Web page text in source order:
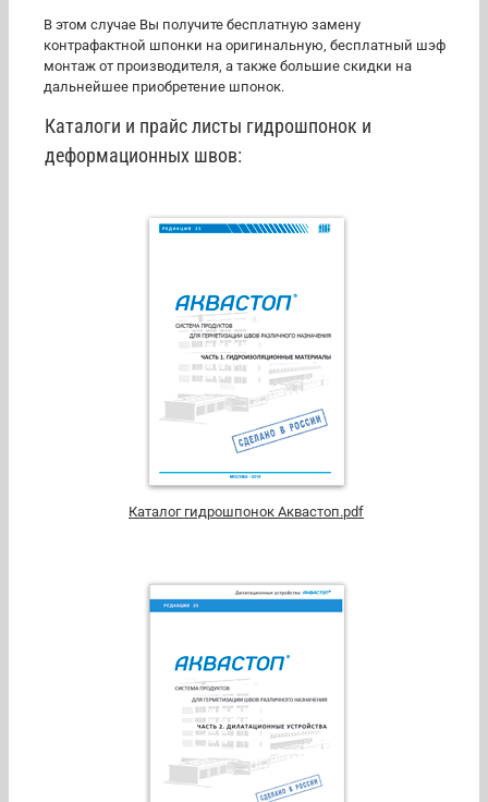
В этом случае Вы получите бесплатную замену
контрафактной шпонки на оригинальную, бесплатный шэф
монтаж от производителя, а также большие скидки на
дальнейшее приобретение шпонок.
Каталоги и прайс листы гидрошпонок и
деформационных швов:
Каталог гидрошпонок Аквастоп.pdf